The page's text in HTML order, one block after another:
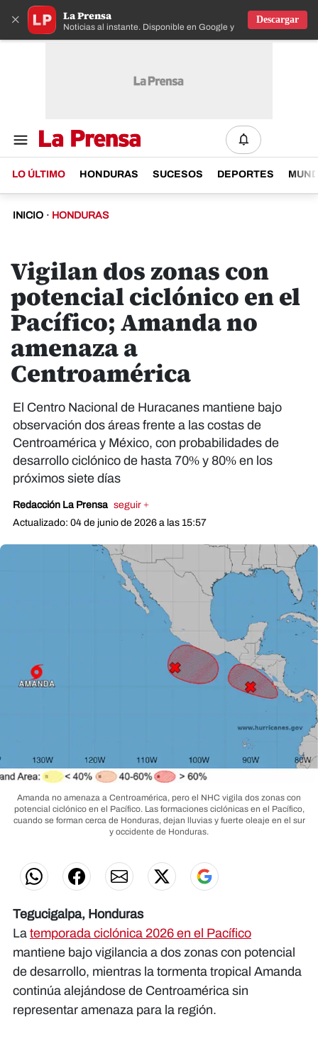
× La Prensa
Noticias al instante. Disponible en Google y IOS
Descargar
LO ÚLTIMO HONDURAS SUCESOS DEPORTES
INICIO · HONDURAS
Vigilan dos zonas con
potencial ciclónico en el
Pacífico; Amanda no
amenaza a
Centroamérica
El Centro Nacional de Huracanes mantiene bajo
observación dos áreas frente a las costas de
Centroamérica y México, con probabilidades de
desarrollo ciclónico de hasta 70% y 80% en los
próximos siete días
Redacción La Prensa seguir +
Actualizado: 04 de junio de 2026 a las 15:57
Amanda no amenaza a Centroamérica, pero el NHC vigila dos zonas con
potencial ciclónico en el Pacífico. Las formaciones ciclónicas en el Pacífico,
cuando se forman cerca de Honduras, dejan lluvias y fuerte oleaje en el sur
y occidente de Honduras.
Tegucigalpa, Honduras
La temporada ciclónica 2026 en el Pacífico
mantiene bajo vigilancia a dos zonas con potencial
de desarrollo, mientras la tormenta tropical Amanda
continúa alejándose de Centroamérica sin
representar amenaza para la región.